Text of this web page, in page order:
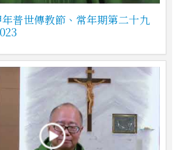
普世傳教節、常年期第二十九